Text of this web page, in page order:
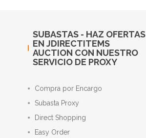
SUBASTAS - HAZ OFERTAS
EN JDIRECTITEMS
AUCTION CON NUESTRO
SERVICIO DE PROXY
Compra por Encargo
Subasta Proxy
Direct Shopping
Easy Order